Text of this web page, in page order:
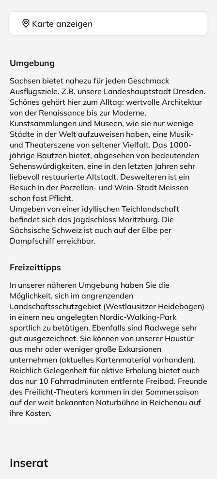
Karte anzeigen
Umgebung
Sachsen bietet nahezu für jeden Geschmack
Ausflugsziele. Z.B. unsere Landeshauptstadt Dresden.
Schönes gehört hier zum Alltag: wertvolle Architektur
von der Renaissance bis zur Moderne,
Kunstsammlungen und Museen, wie sie nur wenige
Städte in der Welt aufzuweisen haben, eine Musik-
und Theaterszene von seltener Vielfalt. Das 1000-
jährige Bautzen bietet, abgesehen von bedeutenden
Sehenswürdigkeiten, eine in den letzten Jahren sehr
liebevoll restaurierte Altstadt. Desweiteren ist ein
Besuch in der Porzellan- und Wein-Stadt Meissen
schon fast Pflicht.
Umgeben von einer idyllischen Teichlandschaft
befindet sich das Jagdschloss Moritzburg. Die
Sächsische Schweiz ist auch auf der Elbe per
Dampfschiff erreichbar.
Freizeittipps
In unserer näheren Umgebung haben Sie die
Möglichkeit, sich im angrenzenden
Landschaftsschutzgebiet (Westlausitzer Heidebogen)
in einem neu angelegten Nordic-Walking-Park
sportlich zu betätigen. Ebenfalls sind Radwege sehr
gut ausgezeichnet. Sie können von unserer Haustür
aus mehr oder weniger große Exkursionen
unternehmen (aktuelles Kartenmaterial vorhanden).
Reichlich Gelegenheit für aktive Erholung bietet auch
das nur 10 Fahrradminuten entfernte Freibad. Freunde
des Freilicht-Theaters kommen in der Sommersaison
auf der weit bekannten Naturbühne in Reichenau auf
ihre Kosten.
Inserat